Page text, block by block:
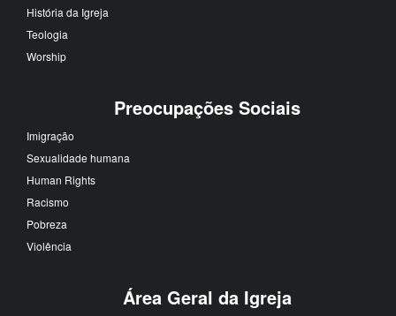
História da Igreja
Teologia
Worship
Preocupações Sociais
Imigração
Sexualidade humana
Human Rights
Racismo
Pobreza
Violência
Área Geral da Igreja